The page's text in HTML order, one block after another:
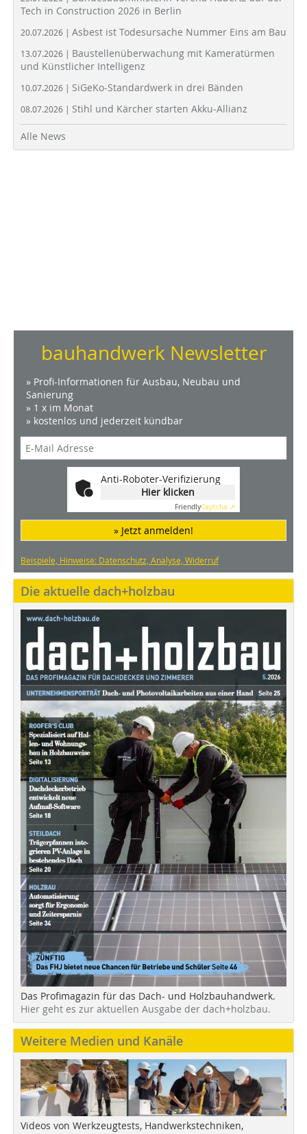
Tech in Construction 2026 in Berlin
20.07.2026 | Asbest ist Todesursache Nummer Eins am Bau
13.07.2026 | Baustellenüberwachung mit Kameratürmen
und Künstlicher Intelligenz
10.07.2026 | SiGeKo-Standardwerk in drei Bänden
08.07.2026 | Stihl und Kärcher starten Akku-Allianz
Alle News
bauhandwerk Newsletter
» Profi-Informationen für Ausbau, Neubau und
Sanierung
» 1 x im Monat
» kostenlos und jederzeit kündbar
Anti-Roboter-Verifizierung
Hier klicken
FriendlyCaptcha ⇗
» Jetzt anmelden!
Beispiele, Hinweise: Datenschutz, Analyse, Widerruf
Die aktuelle dach+holzbau
Das Profimagazin für das Dach- und Holzbauhandwerk.
Hier geht es zur aktuellen Ausgabe der dach+holzbau.
Weitere Medien und Kanäle
Videos von Werkzeugtests, Handwerkstechniken,